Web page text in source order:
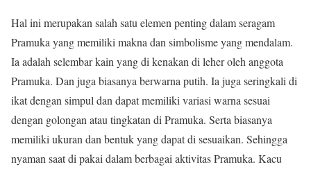
Hal ini merupakan salah satu elemen penting dalam seragam
Pramuka yang memiliki makna dan simbolisme yang mendalam.
Ia adalah selembar kain yang di kenakan di leher oleh anggota
Pramuka. Dan juga biasanya berwarna putih. Ia juga seringkali di
ikat dengan simpul dan dapat memiliki variasi warna sesuai
dengan golongan atau tingkatan di Pramuka. Serta biasanya
memiliki ukuran dan bentuk yang dapat di sesuaikan. Sehingga
nyaman saat di pakai dalam berbagai aktivitas Pramuka. Kacu